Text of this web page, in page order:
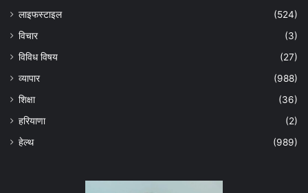
लाइफस्टाइल
(524)
विचार
(3)
विविध विषय
(27)
व्यापार
(988)
शिक्षा
(36)
हरियाणा
(2)
हेल्‍थ
(989)